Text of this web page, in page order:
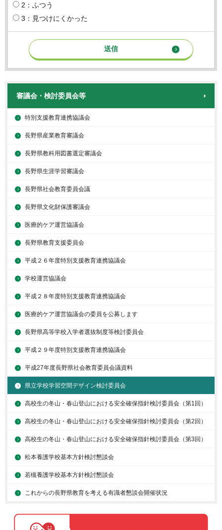
2：ふつう
3：見つけにくかった
審議会・検討委員会等
特別支援教育連携協議会
長野県産業教育審議会
長野県教科用図書選定審議会
長野県生涯学習審議会
長野県社会教育委員会議
長野県文化財保護審議会
医療的ケア運営協議会
長野県教育支援委員会
平成２６年度特別支援教育連携協議会
学校運営協議会
平成２８年度特別支援教育連携協議会
医療的ケア運営協議会の委員を公募します
長野県高等学校入学者選抜制度等検討委員会
平成２９年度特別支援教育連携協議会
平成27年度長野県社会教育委員会議資料
県立学校学習空間デザイン検討委員会
高校生の冬山・春山登山における安全確保指針検討委員会（第1回）
高校生の冬山・春山登山における安全確保指針検討委員会（第2回）
高校生の冬山・春山登山における安全確保指針検討委員会（第3回）
松本養護学校基本方針検討懇談会
若槻養護学校基本方針検討懇談会
これからの長野県教育を考える有識者懇談会開催状況